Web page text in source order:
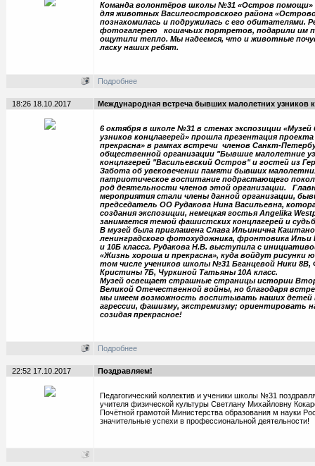
Команда волонтёров школы №31 «Остров
для животныхВасилеостровского района
познакомилась и подружилась с его обитателями.
фотогалерею кошачьих портретов, подарили им
ощутили тепло. Мы надеемся, что и животные
ласку наших ребят.
Подробнее
18:26 18.10.2017 Международная встреча бывших малолетних узников
6 октября в школе №31 в стенах экспозиции
узников концлагерей» прошла презентация
прекрасна» в рамках встречи членов Санкт-
общественной организации "Бывшие малолетние
концлагерей "Васильевский Остров" и гостей из
Забота об увековечении памяти бывших
патриотическое воспитание подрастающего
род деятельности членов этой организации.
мероприятия стали члены данной организации,
председатель ОО Рудакова Нина Васильевна,
создания экспозиции, немецкая гостья Angelika
занимается темой фашистских концлагерей и
В музей была приглашена Слава Ильинична
ленинградского фотохудожника, фронтовика Ильи
и 10Б класса. Рудакова Н.В. выступила с
«Жизнь хороша и прекрасна», куда войдут рисунки
том числе учеников школы №31 Бганцевой Ники 8В,
Кристины 7Б, Чуркиной Татьяны 10А класс.
Музей освещает страшные страницы истории
Великой Отечественной войны, но благодаря
мы имеем возможность воспитывать наших детей
агрессии, фашизму, экстремизму; ориентировать
созидая прекрасное!
Подробнее
22:52 17.10.2017 Поздравляем!
Педагогический коллектив и ученики школы №31
учителя физической культуры Светлану Михайловну
Почётной грамотой Министерства образования м науки
значительные успехи в профессиональной деятельности!